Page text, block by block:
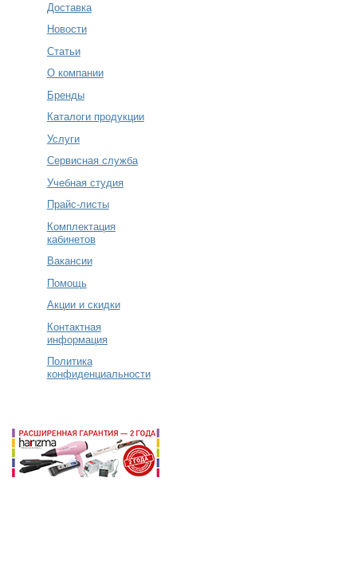
Доставка
Новости
Статьи
О компании
Бренды
Каталоги продукции
Услуги
Сервисная служба
Учебная студия
Прайс-листы
Комплектация
кабинетов
Вакансии
Помощь
Акции и скидки
Контактная
информация
Политика
конфиденциальности